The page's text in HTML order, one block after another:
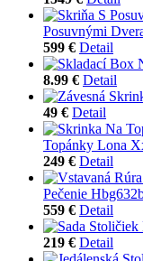
Posuvnými
599 € Detail
8.99 € Detail
49 € Detail
Topánky Lona
249 € Detail
Pečenie
559 € Detail
219 € Detail